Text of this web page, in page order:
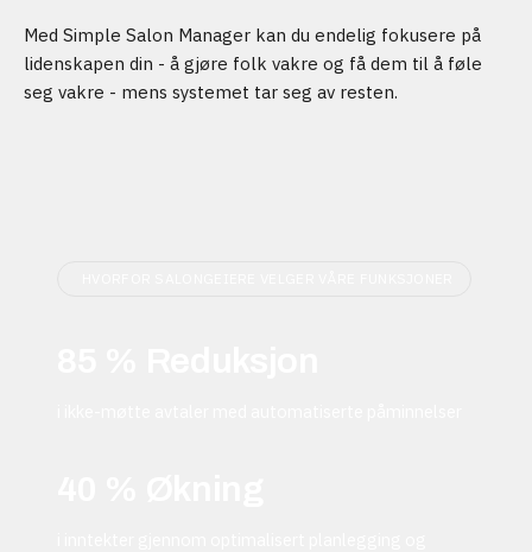
Med Simple Salon Manager kan du endelig fokusere på
lidenskapen din - å gjøre folk vakre og få dem til å føle
seg vakre - mens systemet tar seg av resten.